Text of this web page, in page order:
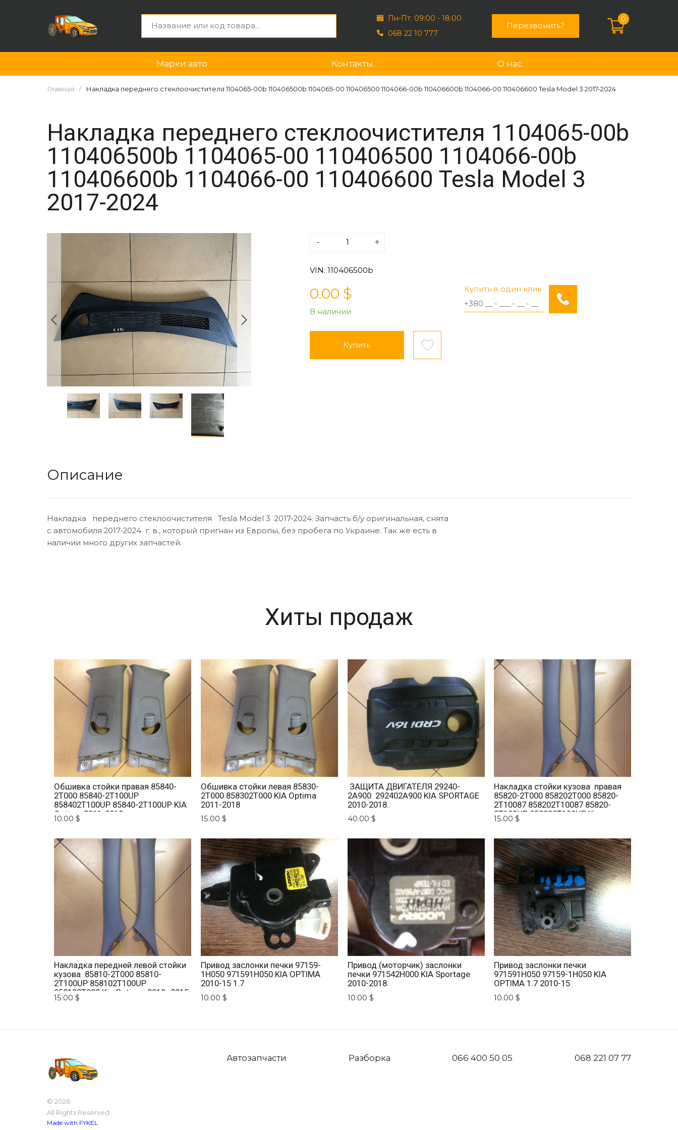
Пн-Пт: 09:00 - 18:00
068 22 10 777
Перезвонить?
0
Марки авто Контакты О нас
Главная Накладка переднего стеклоочистителя 1104065-00b 110406500b 1104065-00 110406500 1104066-00b 110406600b 1104066-00 110406600 Tesla Model 3 2017-2024
Накладка переднего стеклоочистителя 1104065-00b
110406500b 1104065-00 110406500 1104066-00b
110406600b 1104066-00 110406600 Tesla Model 3
2017-2024
- +
VIN: 110406500b
0.00 $
В наличии
Купить в один клик
Купить
Описание
Накладка переднего стеклоочистителя Tesla Model 3 2017-2024. Запчасть б/у оригинальная, снята
с автомобиля 2017-2024 г. в., который пригнан из Европы, без пробега по Украине. Так же есть в
наличии много других запчастей.
Хиты продаж
Обшивка стойки правая 85840-
2T000 85840-2T100UP
858402T100UP 85840-2T100UP KIA
Optima 2011-2018
10.00 $
Обшивка стойки левая 85830-
2T000 858302T000 KIA Optima
2011-2018
15.00 $
ЗАЩИТА ДВИГАТЕЛЯ 29240-
2A900 292402A900 KIA SPORTAGE
2010-2018.
40.00 $
Накладка стойки кузова правая
85820-2T000 858202T000 85820-
2T10087 858202T10087 85820-
2T100UP 858202T100UP Kia
Optima 2010 -2015
15.00 $
Накладка передней левой стойки
кузова 85810-2T000 85810-
2T100UP 858102T100UP
858102T000 Kia Optima 2010 -2015.
15.00 $
Привод заслонки печки 97159-
1H050 971591H050 KIA OPTIMA
2010-15 1.7
10.00 $
Привод (моторчик) заслонки
печки 971542H000 KIA Sportage
2010-2018.
10.00 $
Привод заслонки печки
971591H050 97159-1H050 KIA
OPTIMA 1.7 2010-15
10.00 $
© 2026
All Rights Reserved.
Made with FYKEL
Автозапчасти Разборка 066 400 50 05 068 221 07 77